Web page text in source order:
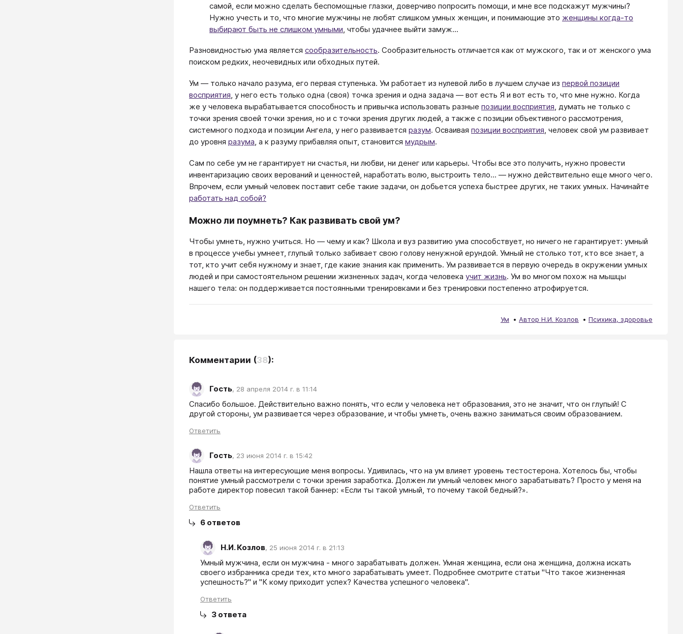
самой, если можно сделать беспомощные глазки, доверчиво попросить помощи, и мне все подскажут мужчины?
Нужно учесть и то, что многие мужчины не любят слишком умных женщин, и понимающие это женщины когда-то
выбирают быть не слишком умными , чтобы удачнее выйти замуж...
Разновидностью ума является сообразительность. Сообразительность отличается как от мужского, так и от женского ума
поиском редких, неочевидных или обходных путей.
Ум — только начало разума, его первая ступенька. Ум работает из нулевой либо в лучшем случае из первой позиции
восприятия, у него есть только одна (своя) точка зрения и одна задача — вот есть Я и вот есть то, что мне нужно. Когда
же у человека вырабатывается способность и привычка использовать разные позиции восприятия, думать не только с
точки зрения своей точки зрения, но и с точки зрения других людей, а также с позиции объективного рассмотрения,
системного подхода и позиции Ангела, у него развивается разум. Осваивая позиции восприятия, человек свой ум развивает
до уровня разума, а к разуму прибавляя опыт, становится мудрым.
Сам по себе ум не гарантирует ни счастья, ни любви, ни денег или карьеры. Чтобы все это получить, нужно провести
инвентаризацию своих верований и ценностей, наработать волю, выстроить тело... — нужно действительно еще много чего.
Впрочем, если умный человек поставит себе такие задачи, он добьется успеха быстрее других, не таких умных. Начинайте
работать над собой?
Можно ли поумнеть? Как развивать свой ум?
Чтобы умнеть, нужно учиться. Но — чему и как? Школа и вуз развитию ума способствует, но ничего не гарантирует: умный
в процессе учебы умнеет, глупый только забивает свою голову ненужной ерундой. Умный не столько тот, кто все знает, а
тот, кто учит себя нужному и знает, где какие знания как применить. Ум развивается в первую очередь в окружении умных
людей и при самостоятельном решении жизненных задач, когда человека учит жизнь. Ум во многом похож на мышцы
нашего тела: он поддерживается постоянными тренировками и без тренировки постепенно атрофируется.​​​​​​​​​​​​​​
Ум Автор Н.И. Козлов Психика, здоровье
Комментарии (38):
Гость, 28 апреля 2014 г. в 11:14
Спасибо большое. Действительно важно понять, что если у человека нет образования, это не значит, что он глупый! С
другой стороны, ум развивается через образование, и чтобы умнеть, очень важно заниматься своим образованием.
Ответить
Гость, 23 июня 2014 г. в 15:42
Нашла ответы на интересующие меня вопросы. Удивилась, что на ум влияет уровень тестостерона. Хотелось бы, чтобы
понятие умный рассмотрели с точки зрения заработка. Должен ли умный человек много зарабатывать? Просто у меня на
работе директор повесил такой баннер: «Если ты такой умный, то почему такой бедный?».
Ответить
6 ответов
Н.И. Козлов, 25 июня 2014 г. в 21:13
Умный мужчина, если он мужчина - много зарабатывать должен. Умная женщина, если она женщина, должна искать
своего избранника среди тех, кто много зарабатывать умеет. Подробнее смотрите статьи "Что такое жизненная
успешность?" и "К кому приходит успех? Качества успешного человека".
Ответить
3 ответа